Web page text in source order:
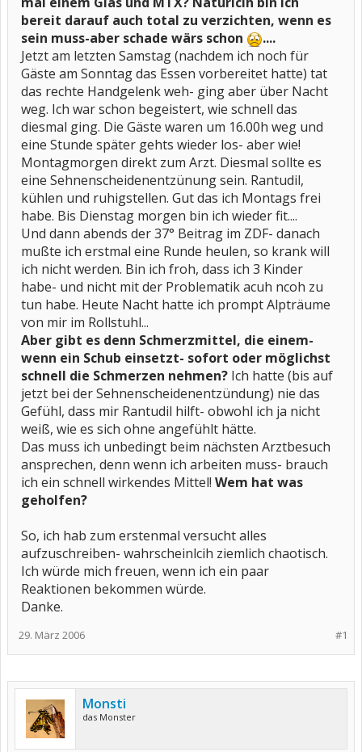
bereit darauf auch total zu verzichten, wenn es
sein muss-aber schade wärs schon
....
Jetzt am letzten Samstag (nachdem ich noch für
Gäste am Sonntag das Essen vorbereitet hatte) tat
das rechte Handgelenk weh- ging aber über Nacht
weg. Ich war schon begeistert, wie schnell das
diesmal ging. Die Gäste waren um 16.00h weg und
eine Stunde später gehts wieder los- aber wie!
Montagmorgen direkt zum Arzt. Diesmal sollte es
eine Sehnenscheidenentzünung sein. Rantudil,
kühlen und ruhigstellen. Gut das ich Montags frei
habe. Bis Dienstag morgen bin ich wieder fit....
Und dann abends der 37° Beitrag im ZDF- danach
mußte ich erstmal eine Runde heulen, so krank will
ich nicht werden. Bin ich froh, dass ich 3 Kinder
habe- und nicht mit der Problematik acuh ncoh zu
tun habe. Heute Nacht hatte ich prompt Alpträume
von mir im Rollstuhl...
Aber gibt es denn Schmerzmittel, die einem-
wenn ein Schub einsetzt- sofort oder möglichst
schnell die Schmerzen nehmen? Ich hatte (bis auf
jetzt bei der Sehnenscheidenentzündung) nie das
Gefühl, dass mir Rantudil hilft- obwohl ich ja nicht
weiß, wie es sich ohne angefühlt hätte.
Das muss ich unbedingt beim nächsten Arztbesuch
ansprechen, denn wenn ich arbeiten muss- brauch
ich ein schnell wirkendes Mittel! Wem hat was
geholfen?
So, ich hab zum erstenmal versucht alles
aufzuschreiben- wahrscheinlcih ziemlich chaotisch.
Ich würde mich freuen, wenn ich ein paar
Reaktionen bekommen würde.
Danke.
#1
29. März 2006
Monsti
das Monster